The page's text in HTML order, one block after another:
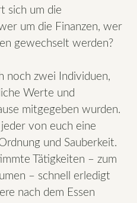
sich um die
um die Finanzen, wer
gewechselt werden?
noch zwei Individuen,
Werte und
mitgegeben wurden.
von euch eine
und Sauberkeit.
Tätigkeiten – zum
– schnell erledigt
nach dem Essen